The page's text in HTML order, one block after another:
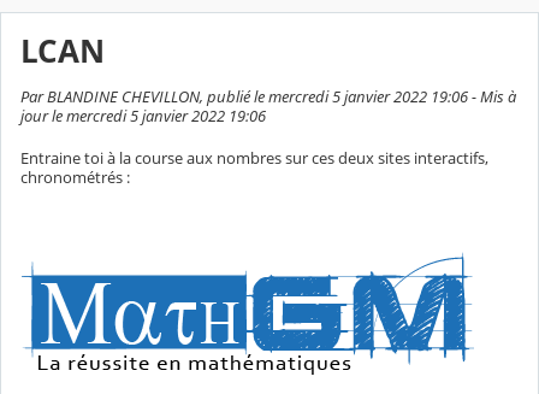
LCAN
Par BLANDINE CHEVILLON, publié le mercredi 5 janvier 2022 19:06 - Mis à
jour le mercredi 5 janvier 2022 19:06
Entraine toi à la course aux nombres sur ces deux sites interactifs,
chronométrés :